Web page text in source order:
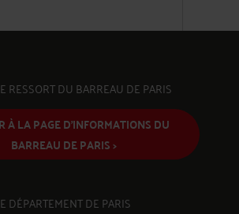
RESSORT DU BARREAU DE PARIS
À LA PAGE D'INFORMATIONS DU
BARREAU DE PARIS >
DÉPARTEMENT DE PARIS